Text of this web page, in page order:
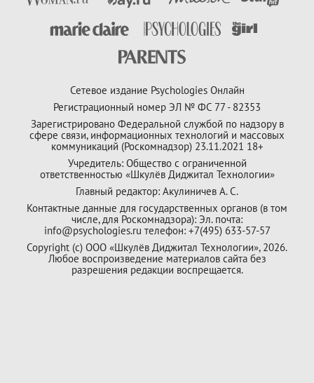
Сетевое издание Psychologies Онлайн
Регистрационный номер ЭЛ № ФС 77 - 82353
Зарегистрировано Федеральной службой по надзору в
сфере связи, информационных технологий и массовых
коммуникаций (Роскомнадзор) 23.11.2021 18+
Учредитель: Общество с ограниченной
ответственностью «Шкулёв Диджитал Технологии»
Главный редактор: Акулиничев А. С.
Контактные данные для государственных органов (в том
числе, для Роскомнадзора): Эл. почта:
info@psychologies.ru телефон: +7(495) 633-57-57
Copyright (с) ООО «Шкулёв Диджитал Технологии», 2026.
Любое воспроизведение материалов сайта без
разрешения редакции воспрещается.